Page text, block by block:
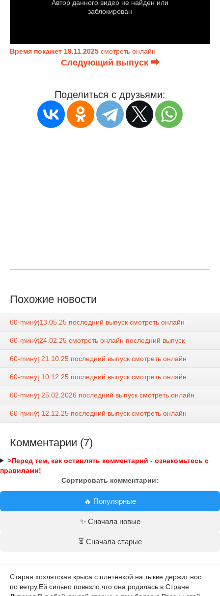
Время покажет 19.11.2025 смотреть онлайн
Следующий выпуск ⮕
Поделиться с друзьями:
Похожие новости
60-ṃинẏƫ13.05.25 последний выпуск смотреть онлайн
60-ṃинẏƫ24.02.25 смотреть онлайн последний выпуск
60-ṃинẏƫ 21.10.25 последний выпуск смотреть онлайн
60-ṃинẏƫ 10.12.25 последний выпуск смотреть онлайн
60-ṃинẏƫ 25.02.2026 последний выпуск смотреть онлайн
60-ṃинẏƫ 12.12.25 последний выпуск смотреть онлайн
Комментарии (7)
>Перед тем, как оставлять комментарий - ознакомьтесь с
правилами!
Сортировать комментарии:
🔥 Популярные
✨ Сначала новые
⏳ Сначала старые
Старая хохлятская крыса с плетёнкой на тыкве держит нос
по ветру.Ей сильно повезло,что она родилась в Стране